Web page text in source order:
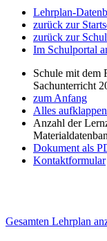
Lehrplan-
zurück zur
zurück zur
Im Schulportal
Schule mit dem
Sachunterricht
zum Anfang
Alles aufklappen
Anzahl der
Dokument als
Kontaktformular
Gesamten Lehrplan